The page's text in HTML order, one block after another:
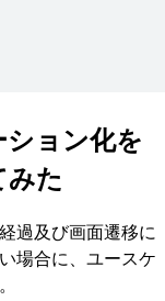
ョン化を
た
過及び画面遷移に
場合に、ユースケ